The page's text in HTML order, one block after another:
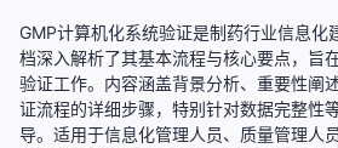
GMP计算机化系统验证是制药行业信息化
档深入解析了其基本流程与核心要点，旨
验证工作。内容涵盖背景分析、重要性阐
证流程的详细步骤，特别针对数据完整性
导。适用于信息化管理人员、质量管理人